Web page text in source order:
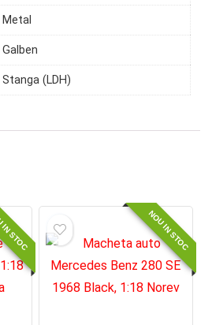
Metal
Galben
Stanga (LDH)
STOC NOU IN STOC